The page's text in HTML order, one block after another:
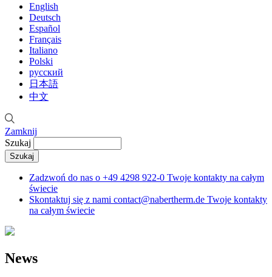
English
Deutsch
Español
Français
Italiano
Polski
русский
日本語
中文
Zamknij
Szukaj
Zadzwoń do nas o +49 4298 922-0 Twoje kontakty na całym
świecie
Skontaktuj się z nami contact@nabertherm.de Twoje kontakty
na całym świecie
News